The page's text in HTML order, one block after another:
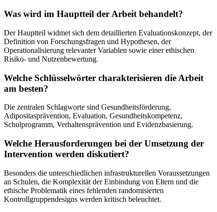
Was wird im Hauptteil der Arbeit behandelt?
Der Hauptteil widmet sich dem detaillierten Evaluationskonzept, der
Definition von Forschungsfragen und Hypothesen, der
Operationalisierung relevanter Variablen sowie einer ethischen
Risiko- und Nutzenbewertung.
Welche Schlüsselwörter charakterisieren die Arbeit
am besten?
Die zentralen Schlagworte sind Gesundheitsförderung,
Adipositasprävention, Evaluation, Gesundheitskompetenz,
Schulprogramm, Verhaltensprävention und Evidenzbasierung.
Welche Herausforderungen bei der Umsetzung der
Intervention werden diskutiert?
Besonders die unterschiedlichen infrastrukturellen Voraussetzungen
an Schulen, die Komplexität der Einbindung von Eltern und die
ethische Problematik eines fehlenden randomisierten
Kontrollgruppendesigns werden kritisch beleuchtet.